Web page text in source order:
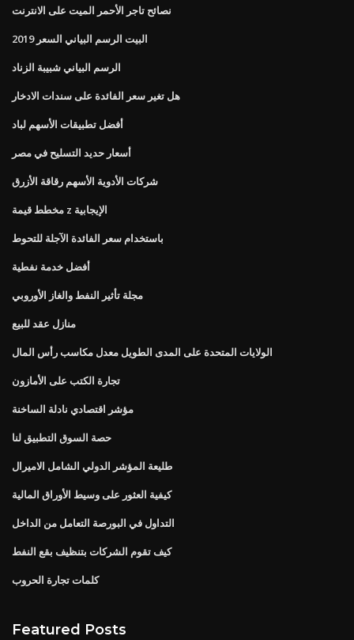
نصائح تاجر الأحمر الميت على الانترنت
البيت الرسم البياني السعر 2019
الرسم البياني شبيبة الزناد
هل تغير سعر الفائدة على سندات الادخار
أفضل تطبيقات الأسهم لباد
أسعار حديد التسليح في مصر
شركات الأدوية الأسهم رقاقة الأزرق
مخطط قيمة z الإيجابية
باستخدام سعر الفائدة الآجلة للتحوط
أفضل خدمة نفطية
مجلة تأثير النفط والغاز الأوروبي
منازل عقد للبيع
الولايات المتحدة على المدى الطويل معدل مكاسب رأس المال
تجارة الكتب على الأمازون
مؤشر اقتصادي نادلة الساخنة
حصة السوق التطبيق لنا
طليعة المؤشر الدولي الشامل الاميرال
كيفية العثور على وسيط الأوراق المالية
التداول في البورصة التعامل من الداخل
كيف تقوم الشركات بتنظيف بقع النفط
كلمات تجارة الحروب
Featured Posts